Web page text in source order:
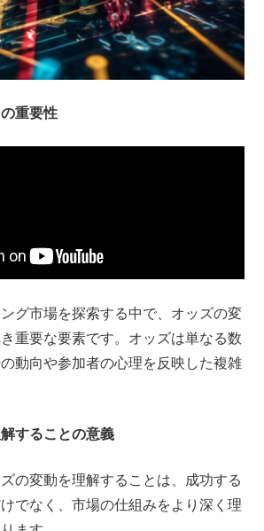
重要性
グ市場を探索する中で、オッズの変
重要な要素です。オッズは単なる数
動向や参加者の心理を反映した複雑
することの意義
の変動を理解することは、成功する
でなく、市場の仕組みをより深く理